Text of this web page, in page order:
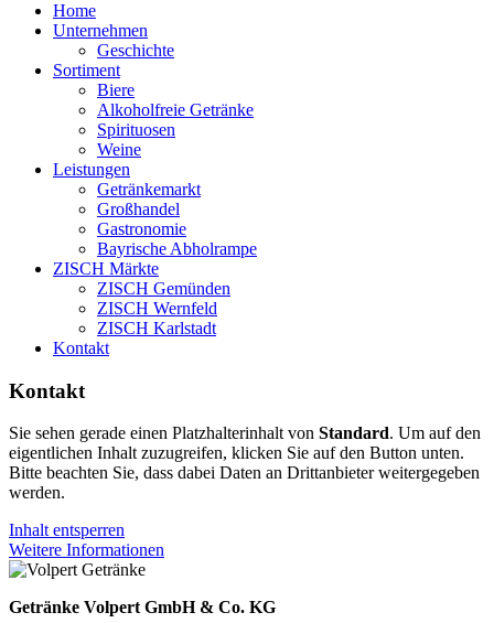
Home
Unternehmen
Geschichte
Sortiment
Biere
Alkoholfreie Getränke
Spirituosen
Weine
Leistungen
Getränkemarkt
Großhandel
Gastronomie
Bayrische Abholrampe
ZISCH Märkte
ZISCH Gemünden
ZISCH Wernfeld
ZISCH Karlstadt
Kontakt
Kontakt
Sie sehen gerade einen Platzhalterinhalt von Standard. Um auf den
eigentlichen Inhalt zuzugreifen, klicken Sie auf den Button unten.
Bitte beachten Sie, dass dabei Daten an Drittanbieter weitergegeben
werden.
Inhalt entsperren
Weitere Informationen
Getränke Volpert GmbH & Co. KG